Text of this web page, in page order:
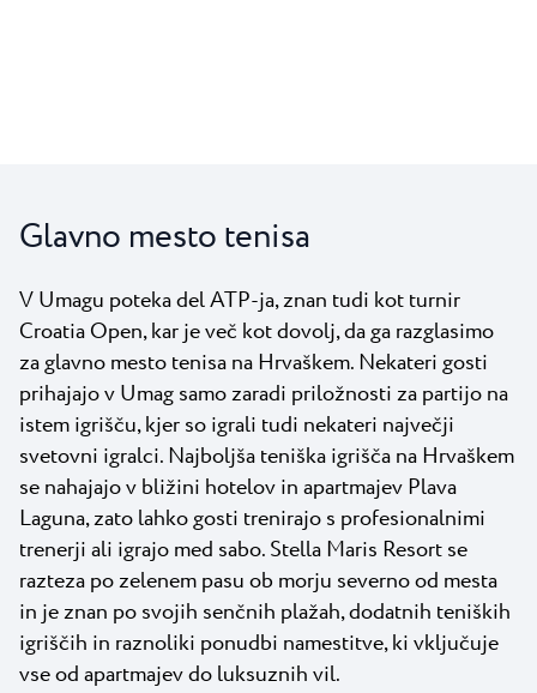
Glavno mesto tenisa
V Umagu poteka del ATP-ja, znan tudi kot turnir
Croatia Open, kar je več kot dovolj, da ga razglasimo
za glavno mesto tenisa na Hrvaškem. Nekateri gosti
prihajajo v Umag samo zaradi priložnosti za partijo na
istem igrišču, kjer so igrali tudi nekateri največji
svetovni igralci. Najboljša teniška igrišča na Hrvaškem
se nahajajo v bližini hotelov in apartmajev Plava
Laguna, zato lahko gosti trenirajo s profesionalnimi
trenerji ali igrajo med sabo. Stella Maris Resort se
razteza po zelenem pasu ob morju severno od mesta
in je znan po svojih senčnih plažah, dodatnih teniških
igriščih in raznoliki ponudbi namestitve, ki vključuje
vse od apartmajev do luksuznih vil.